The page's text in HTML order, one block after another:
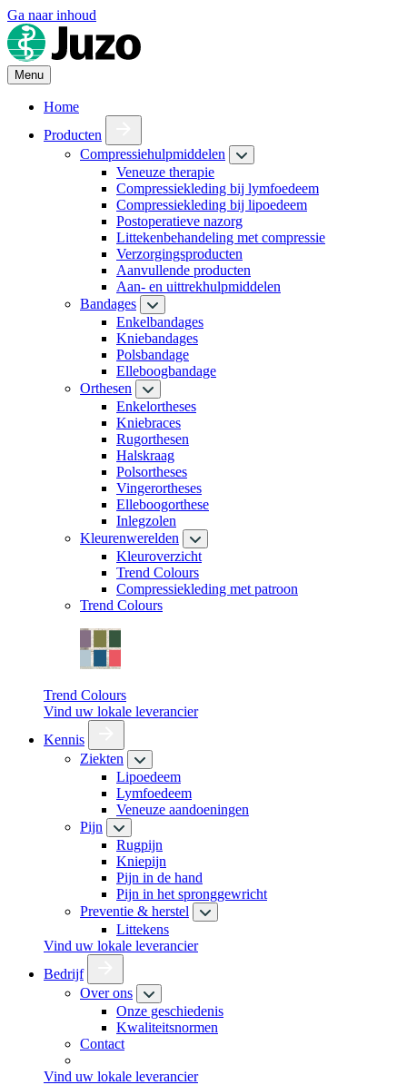
Ga naar inhoud
Menu
Home
Producten
Compressiehulpmiddelen
Veneuze therapie
Compressiekleding bij lymfoedeem
Compressiekleding bij lipoedeem
Postoperatieve nazorg
Littekenbehandeling met compressie
Verzorgingsproducten
Aanvullende producten
Aan- en uittrekhulpmiddelen
Bandages
Enkelbandages
Kniebandages
Polsbandage
Elleboogbandage
Orthesen
Enkelortheses
Kniebraces
Rugorthesen
Halskraag
Polsortheses
Vingerortheses
Elleboogorthese
Inlegzolen
Kleurenwerelden
Kleuroverzicht
Trend Colours
Compressiekleding met patroon
Trend Colours
Trend Colours
Vind uw lokale leverancier
Kennis
Ziekten
Lipoedeem
Lymfoedeem
Veneuze aandoeningen
Pijn
Rugpijn
Kniepijn
Pijn in de hand
Pijn in het spronggewricht
Preventie & herstel
Littekens
Vind uw lokale leverancier
Bedrijf
Over ons
Onze geschiedenis
Kwaliteitsnormen
Contact
Vind uw lokale leverancier